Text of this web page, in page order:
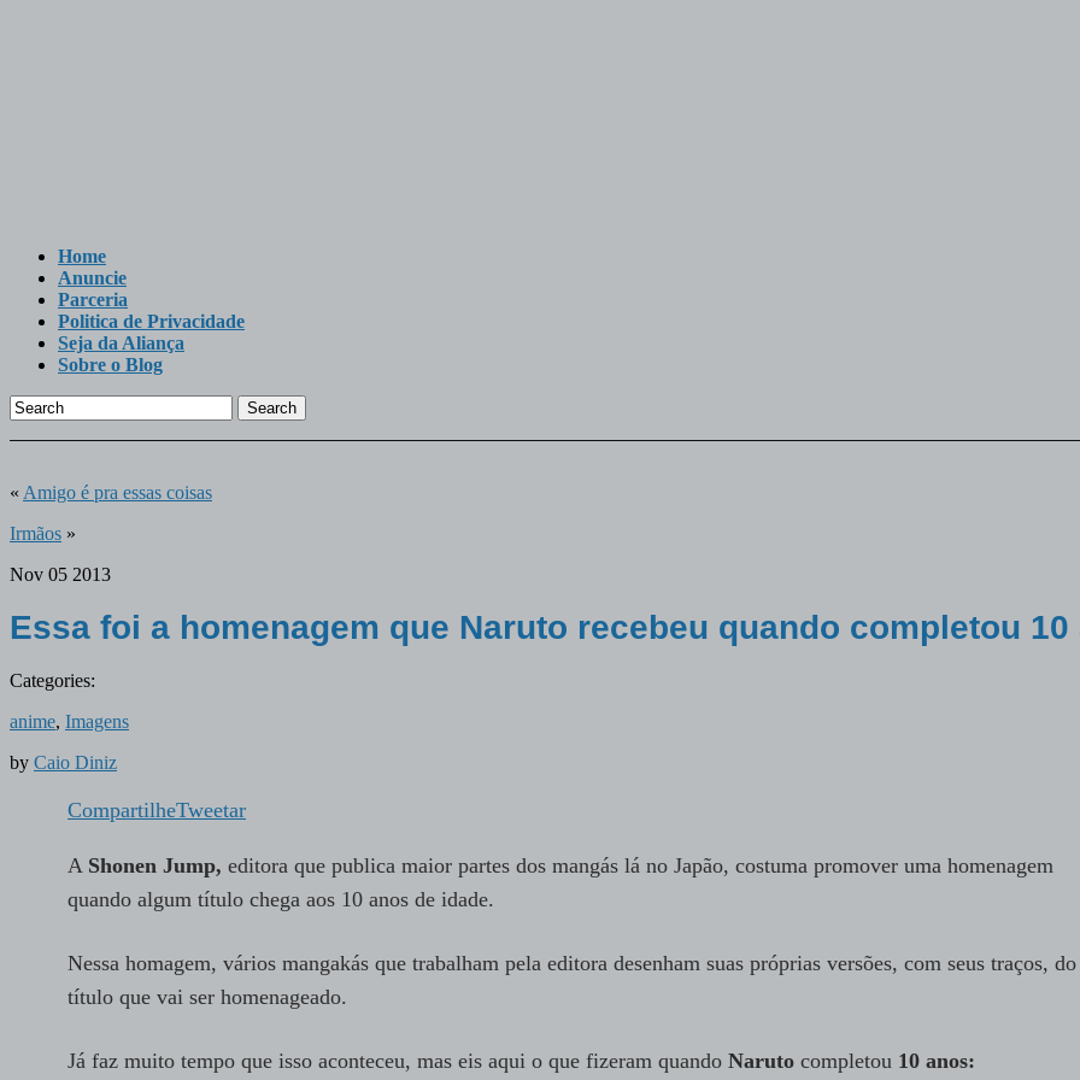
Home
Anuncie
Parceria
Politica de Privacidade
Seja da Aliança
Sobre o Blog
Search
« Amigo é pra essas coisas
Irmãos »
Nov 05 2013
Essa foi a homenagem que Naruto recebeu quando completou 10
Categories:
anime, Imagens
by Caio Diniz
CompartilheTweetar
A Shonen Jump, editora que publica maior partes dos mangás lá no Japão, costuma promover uma homenagem
quando algum título chega aos 10 anos de idade.
Nessa homagem, vários mangakás que trabalham pela editora desenham suas próprias versões, com seus traços, do
título que vai ser homenageado.
Já faz muito tempo que isso aconteceu, mas eis aqui o que fizeram quando Naruto completou 10 anos: